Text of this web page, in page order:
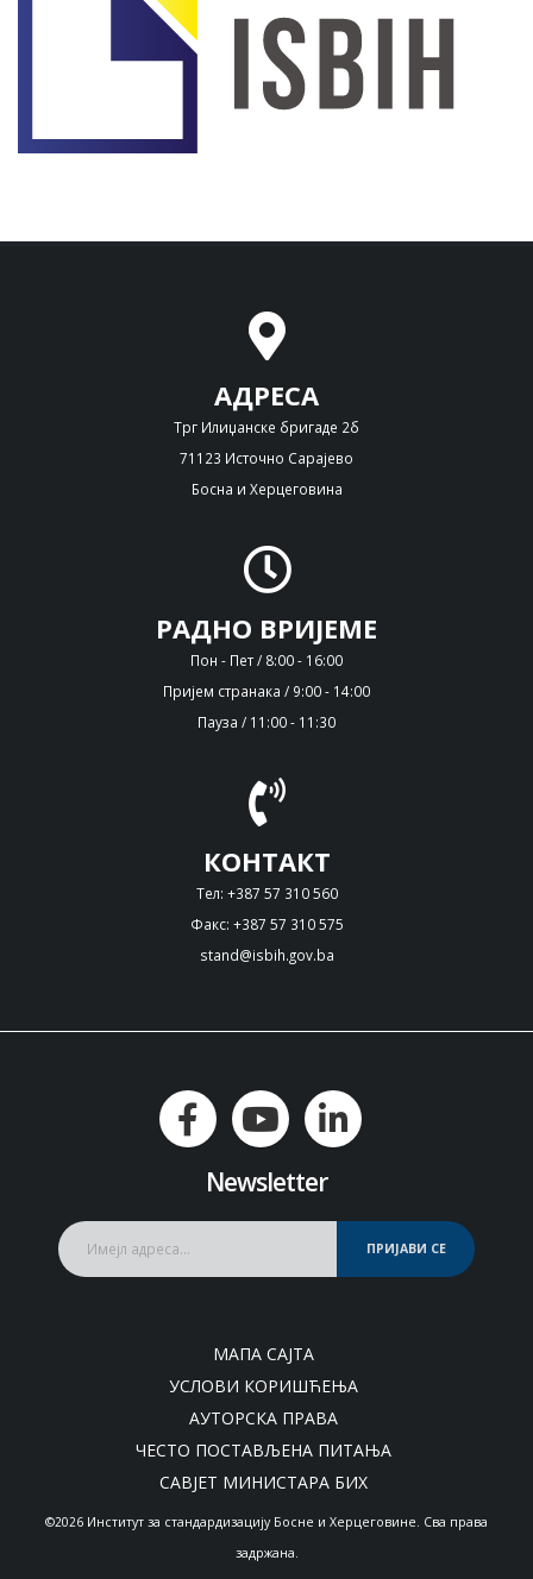
АДРЕСА
Трг Илиџанске бригаде 2б
71123 Источно Сарајево
Босна и Херцеговина
РАДНО ВРИЈЕМЕ
Пон - Пет / 8:00 - 16:00
Пријем странака / 9:00 - 14:00
Пауза / 11:00 - 11:30
КОНТАКТ
Тел: +387 57 310 560
Факс: +387 57 310 575
stand@isbih.gov.ba
Newsletter
ПРИЈАВИ СЕ
МАПА САЈТА
УСЛОВИ КОРИШЋЕЊА
АУТОРСКА ПРАВА
ЧЕСТО ПОСТАВЉЕНА ПИТАЊА
САВЈЕТ МИНИСТАРА БИХ
©2026 Институт за стандардизацију Босне и Херцеговине. Сва права
задржана.